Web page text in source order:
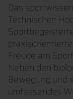
Das
Technischen
Freude am
Neben den
Bewegung und
umfassendes